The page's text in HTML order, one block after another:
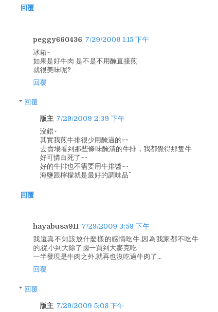
回覆
peggy660436 7/29/2009 1:15 下午
冰箱~
如果是好牛肉 是不是不用醃直接煎
就很美味呢?
回覆
回覆
版主 7/29/2009 2:39 下午
沒錯~
其實我煎牛排很少用醃過的~~
去賣場看到那些條味醃漬的牛排，我都覺得那隻牛
好可憐白死了~~
好的牛排也不需要用牛排醬~~
海鹽跟檸檬就是最好的調味品^^
回覆
hayabusa911 7/29/2009 3:59 下午
我還真不知該放什麼樣的感情吃牛,因為我家都不吃牛
的,從小到大除了國一買到大麥克吃
一半發現是牛肉之外,就再也沒吃過牛肉了...
回覆
回覆
版主 7/29/2009 5:08 下午